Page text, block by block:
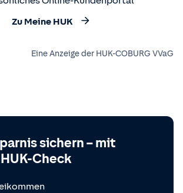
Zu Meine HUK
Eine Anzeige der HUK-COBURG VVaG
sichern – mit
Check